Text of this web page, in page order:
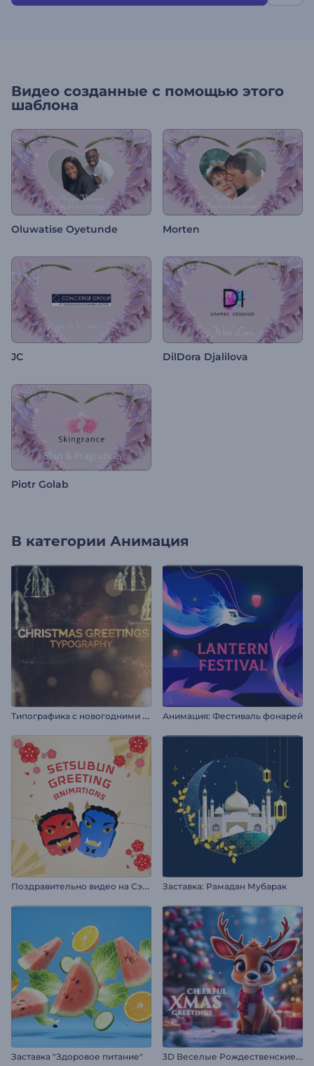
видеоролик ко Дню святого Валентина уже сегодня и
Видео созданные с помощью этого
шаблона
Oluwatise Oyetunde Morten
JC DilDora Djalilova
Piotr Golab
В категории Анимация
Т
ипографика с новогодними поздравлениями Анимация: Фестиваль фонарей
П
оздравительно видео на Сэцубун Заставка: Рамадан Мубарак
Заставка "Здоровое питание" 3
D Веселые Рождественские поздравления